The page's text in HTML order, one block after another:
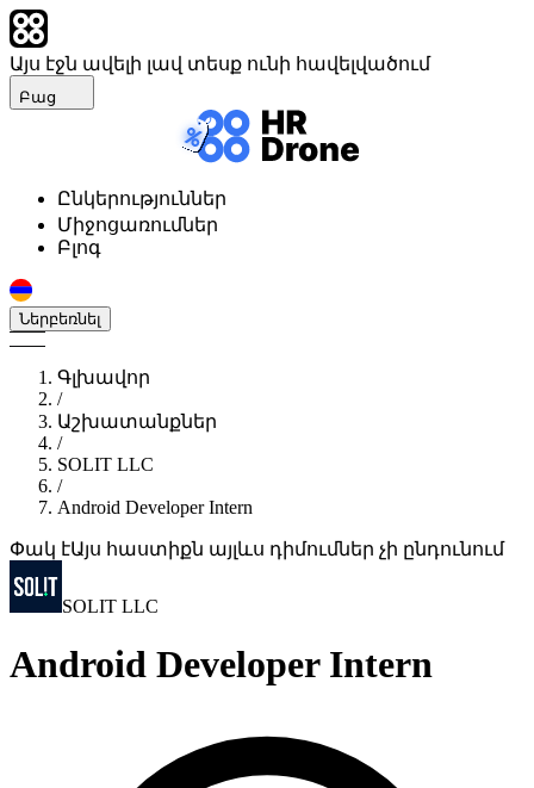
Այս էջն ավելի լավ տեսք ունի հավելվածում
Բաց
Ընկերություններ
Միջոցառումներ
Բլոգ
Ներբեռնել
Գլխավոր
/
Աշխատանքներ
/
SOLIT LLC
/
Android Developer Intern
Փակ էԱյս հաստիքն այլևս դիմումներ չի ընդունում
SOLIT LLC
Android Developer Intern